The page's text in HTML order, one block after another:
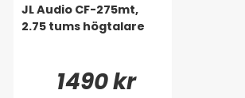
JL Audio CF-275mt,
2.75 tums högtalare
1490 kr